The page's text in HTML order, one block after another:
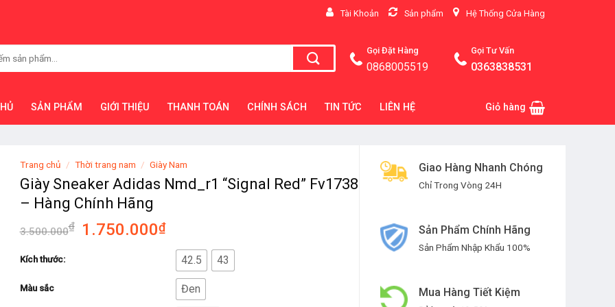
Tài Khoản Sản phẩm Hệ Thống Cửa Hàng
Gọi Đặt Hàng
0868005519
Gọi Tư Vấn
0363838531
SẢN PHẨM GIỚI THIỆU THANH TOÁN CHÍNH SÁCH TIN TỨC LIÊN HỆ Giỏ hàng
Giao Hàng Nhanh Chóng
Chỉ Trong Vòng 24H
Sản Phẩm Chính Hãng
Sản Phẩm Nhập Khẩu 100%
Mua Hàng Tiết Kiệm
Trang chủ / Thời trang nam / Giày Nam
Giày Sneaker Adidas Nmd_r1 “Signal Red” Fv1738
– Hàng Chính Hãng
3.500.000₫ 1.750.000₫
Kích thước: 42.5 43
Màu sắc Đen